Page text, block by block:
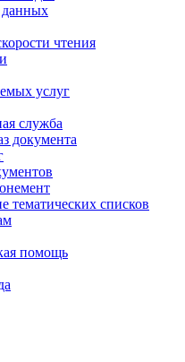
данных
чтения
услуг
служба
документа
тематических списков
помощь